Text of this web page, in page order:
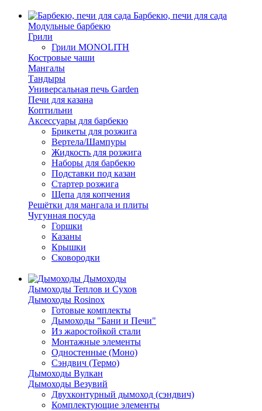
Барбекю, печи для сада
Модульные барбекю
Грили
Грили MONOLITH
Костровые чаши
Мангалы
Тандыры
Универсальная печь Garden
Печи для казана
Коптильни
Аксессуары для барбекю
Брикеты для розжига
Вертела/Шампуры
Жидкость для розжига
Наборы для барбекю
Подставки под казан
Стартер розжига
Щепа для копчения
Решётки для мангала и плиты
Чугунная посуда
Горшки
Казаны
Крышки
Сковородки
Дымоходы
Дымоходы Теплов и Сухов
Дымоходы Rosinox
Готовые комплекты
Дымоходы "Бани и Печи"
Из жаростойкой стали
Монтажные элементы
Одностенные (Моно)
Сэндвич (Термо)
Дымоходы Вулкан
Дымоходы Везувий
Двухконтурный дымоход (сэндвич)
Комплектующие элементы